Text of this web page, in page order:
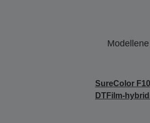
SureColor
DTFilm-